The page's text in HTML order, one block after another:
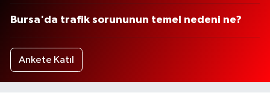
Bursa'da trafik sorununun temel nedeni ne?
Ankete Katıl